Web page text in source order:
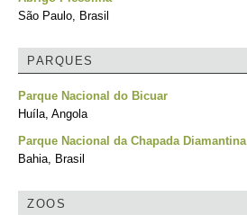
São Paulo, Brasil
PARQUES
Parque Nacional do Bicuar
Huíla, Angola
Parque Nacional da Chapada Diamantina
Bahia, Brasil
ZOOS